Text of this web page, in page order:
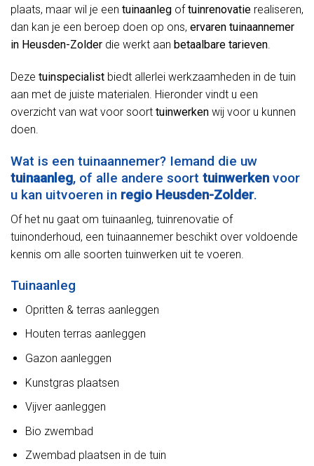
plaats, maar wil je een tuinaanleg of tuinrenovatie realiseren,
dan kan je een beroep doen op ons, ervaren tuinaannemer
in Heusden-Zolder die werkt aan betaalbare tarieven.
Deze tuinspecialist biedt allerlei werkzaamheden in de tuin
aan met de juiste materialen. Hieronder vindt u een
overzicht van wat voor soort tuinwerken wij voor u kunnen
doen.
Wat is een tuinaannemer? Iemand die uw
tuinaanleg, of alle andere soort tuinwerken voor
u kan uitvoeren in regio Heusden-Zolder.
Of het nu gaat om tuinaanleg, tuinrenovatie of
tuinonderhoud, een tuinaannemer beschikt over voldoende
kennis om alle soorten tuinwerken uit te voeren.
Tuinaanleg
Opritten & terras aanleggen
Houten terras aanleggen
Gazon aanleggen
Kunstgras plaatsen
Vijver aanleggen
Bio zwembad
Zwembad plaatsen in de tuin